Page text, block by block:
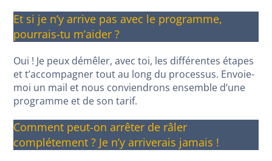
Et si je n’y arrive pas avec le programme,
pourrais-tu m’aider ?
Oui ! Je peux démêler, avec toi, les différentes étapes
et t’accompagner tout au long du processus. Envoie-
moi un mail et nous conviendrons ensemble d’une
programme et de son tarif.
Comment peut-on arrêter de râler
complétement ? Je n’y arriverais jamais !